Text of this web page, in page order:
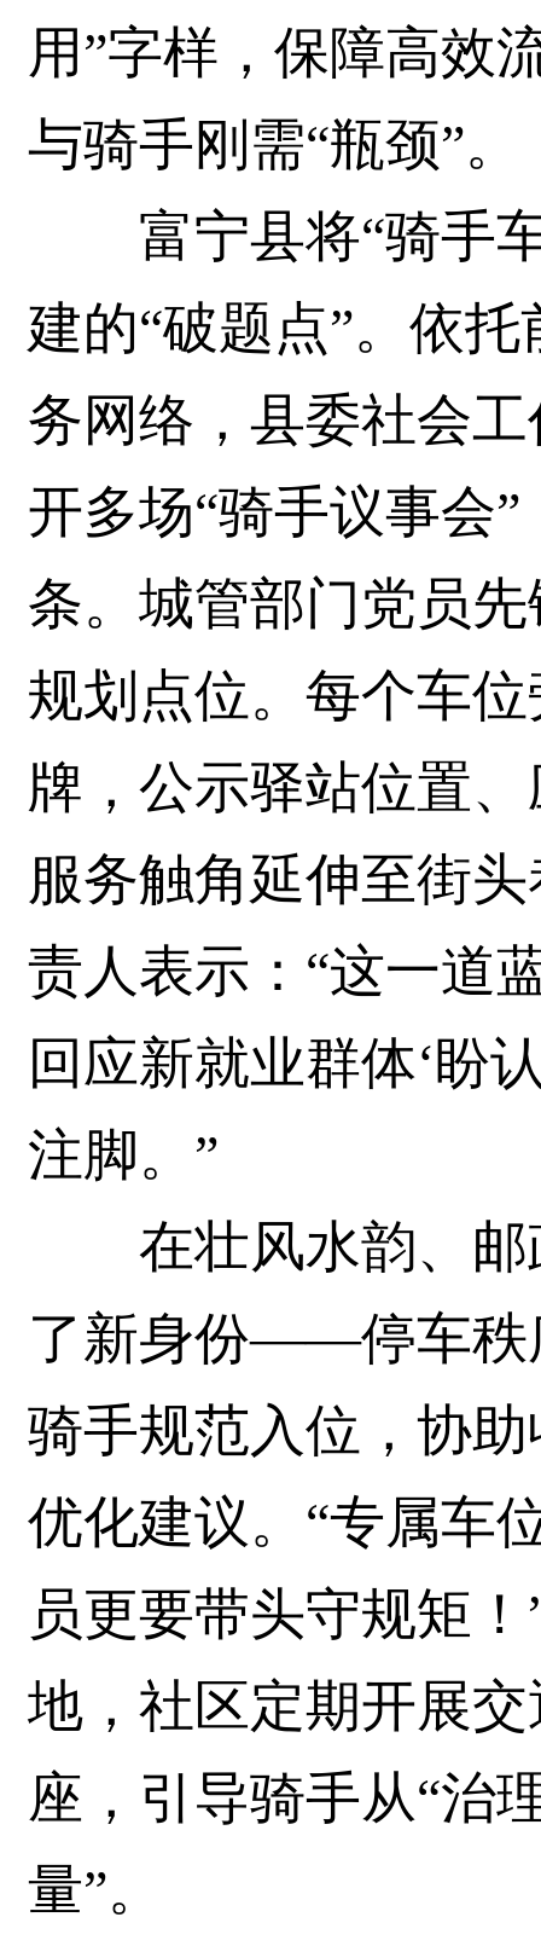
用”字样，保障高效
与骑手刚需“瓶颈”。
富宁县将“骑手车
建的“破题点”。依
务网络，县委社会
开多场“骑手议事会
条。城管部门党员
规划点位。每个车
牌，公示驿站位置
服务触角延伸至街
责人表示：“这一道
回应新就业群体‘盼
注脚。”
在壮风水韵、邮
了新身份——停车秩
骑手规范入位，协
优化建议。“专属车
员更要带头守规矩
地，社区定期开展
座，引导骑手从“治
量”。